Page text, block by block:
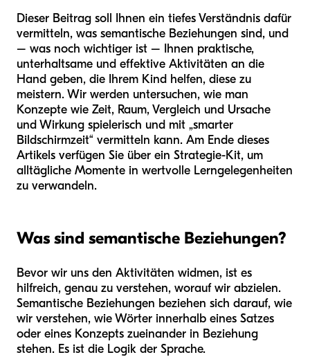
Dieser Beitrag soll Ihnen ein tiefes Verständnis dafür
vermitteln, was semantische Beziehungen sind, und
– was noch wichtiger ist – Ihnen praktische,
unterhaltsame und effektive Aktivitäten an die
Hand geben, die Ihrem Kind helfen, diese zu
meistern. Wir werden untersuchen, wie man
Konzepte wie Zeit, Raum, Vergleich und Ursache
und Wirkung spielerisch und mit „smarter
Bildschirmzeit“ vermitteln kann. Am Ende dieses
Artikels verfügen Sie über ein Strategie-Kit, um
alltägliche Momente in wertvolle Lerngelegenheiten
zu verwandeln.
Was sind semantische Beziehungen?
Bevor wir uns den Aktivitäten widmen, ist es
hilfreich, genau zu verstehen, worauf wir abzielen.
Semantische Beziehungen beziehen sich darauf, wie
wir verstehen, wie Wörter innerhalb eines Satzes
oder eines Konzepts zueinander in Beziehung
stehen. Es ist die Logik der Sprache.